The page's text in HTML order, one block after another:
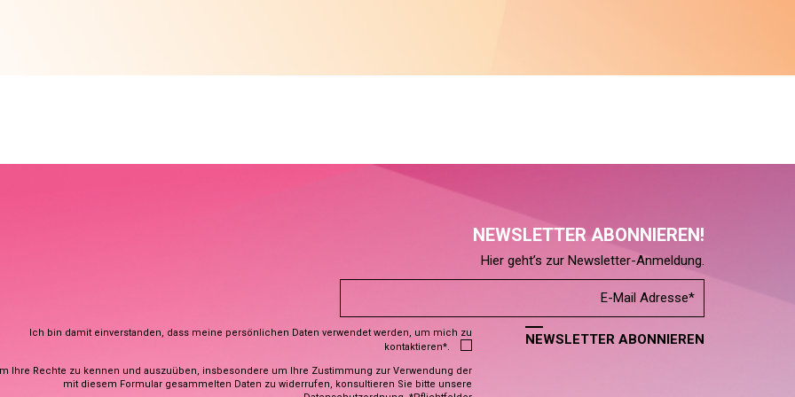
NEWSLETTER ABONNIEREN!
Hier geht’s zur Newsletter-Anmeldung.
Ich bin damit einverstanden, dass meine persönlichen Daten verwendet werden, um mich zu
kontaktieren*.
Ihre Rechte zu kennen und auszuüben, insbesondere um Ihre Zustimmung zur Verwendung der
mit diesem Formular gesammelten Daten zu widerrufen, konsultieren Sie bitte unsere
NEWSLETTER ABONNIEREN